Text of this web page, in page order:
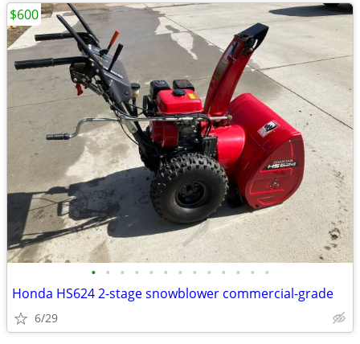
• • • • • • • • • • • • •
Honda HS624 2-stage snowblower commercial-grade
6/29
$600